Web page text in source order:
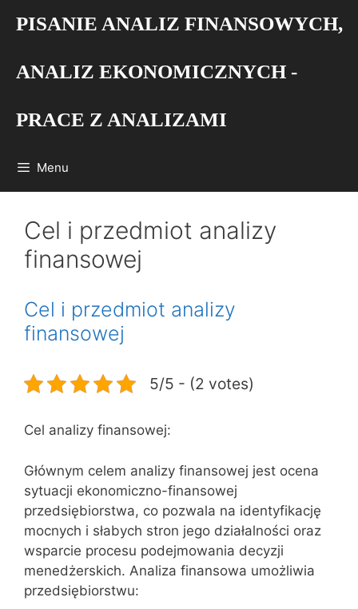
PISANIE ANALIZ FINANSOWYCH,
ANALIZ EKONOMICZNYCH -
PRACE Z ANALIZAMI
Menu
Cel i przedmiot analizy
finansowej
Cel i przedmiot analizy
finansowej
5/5 - (2 votes)
Cel analizy finansowej:
Głównym celem analizy finansowej jest ocena
sytuacji ekonomiczno-finansowej
przedsiębiorstwa, co pozwala na identyfikację
mocnych i słabych stron jego działalności oraz
wsparcie procesu podejmowania decyzji
menedżerskich. Analiza finansowa umożliwia
przedsiębiorstwu: